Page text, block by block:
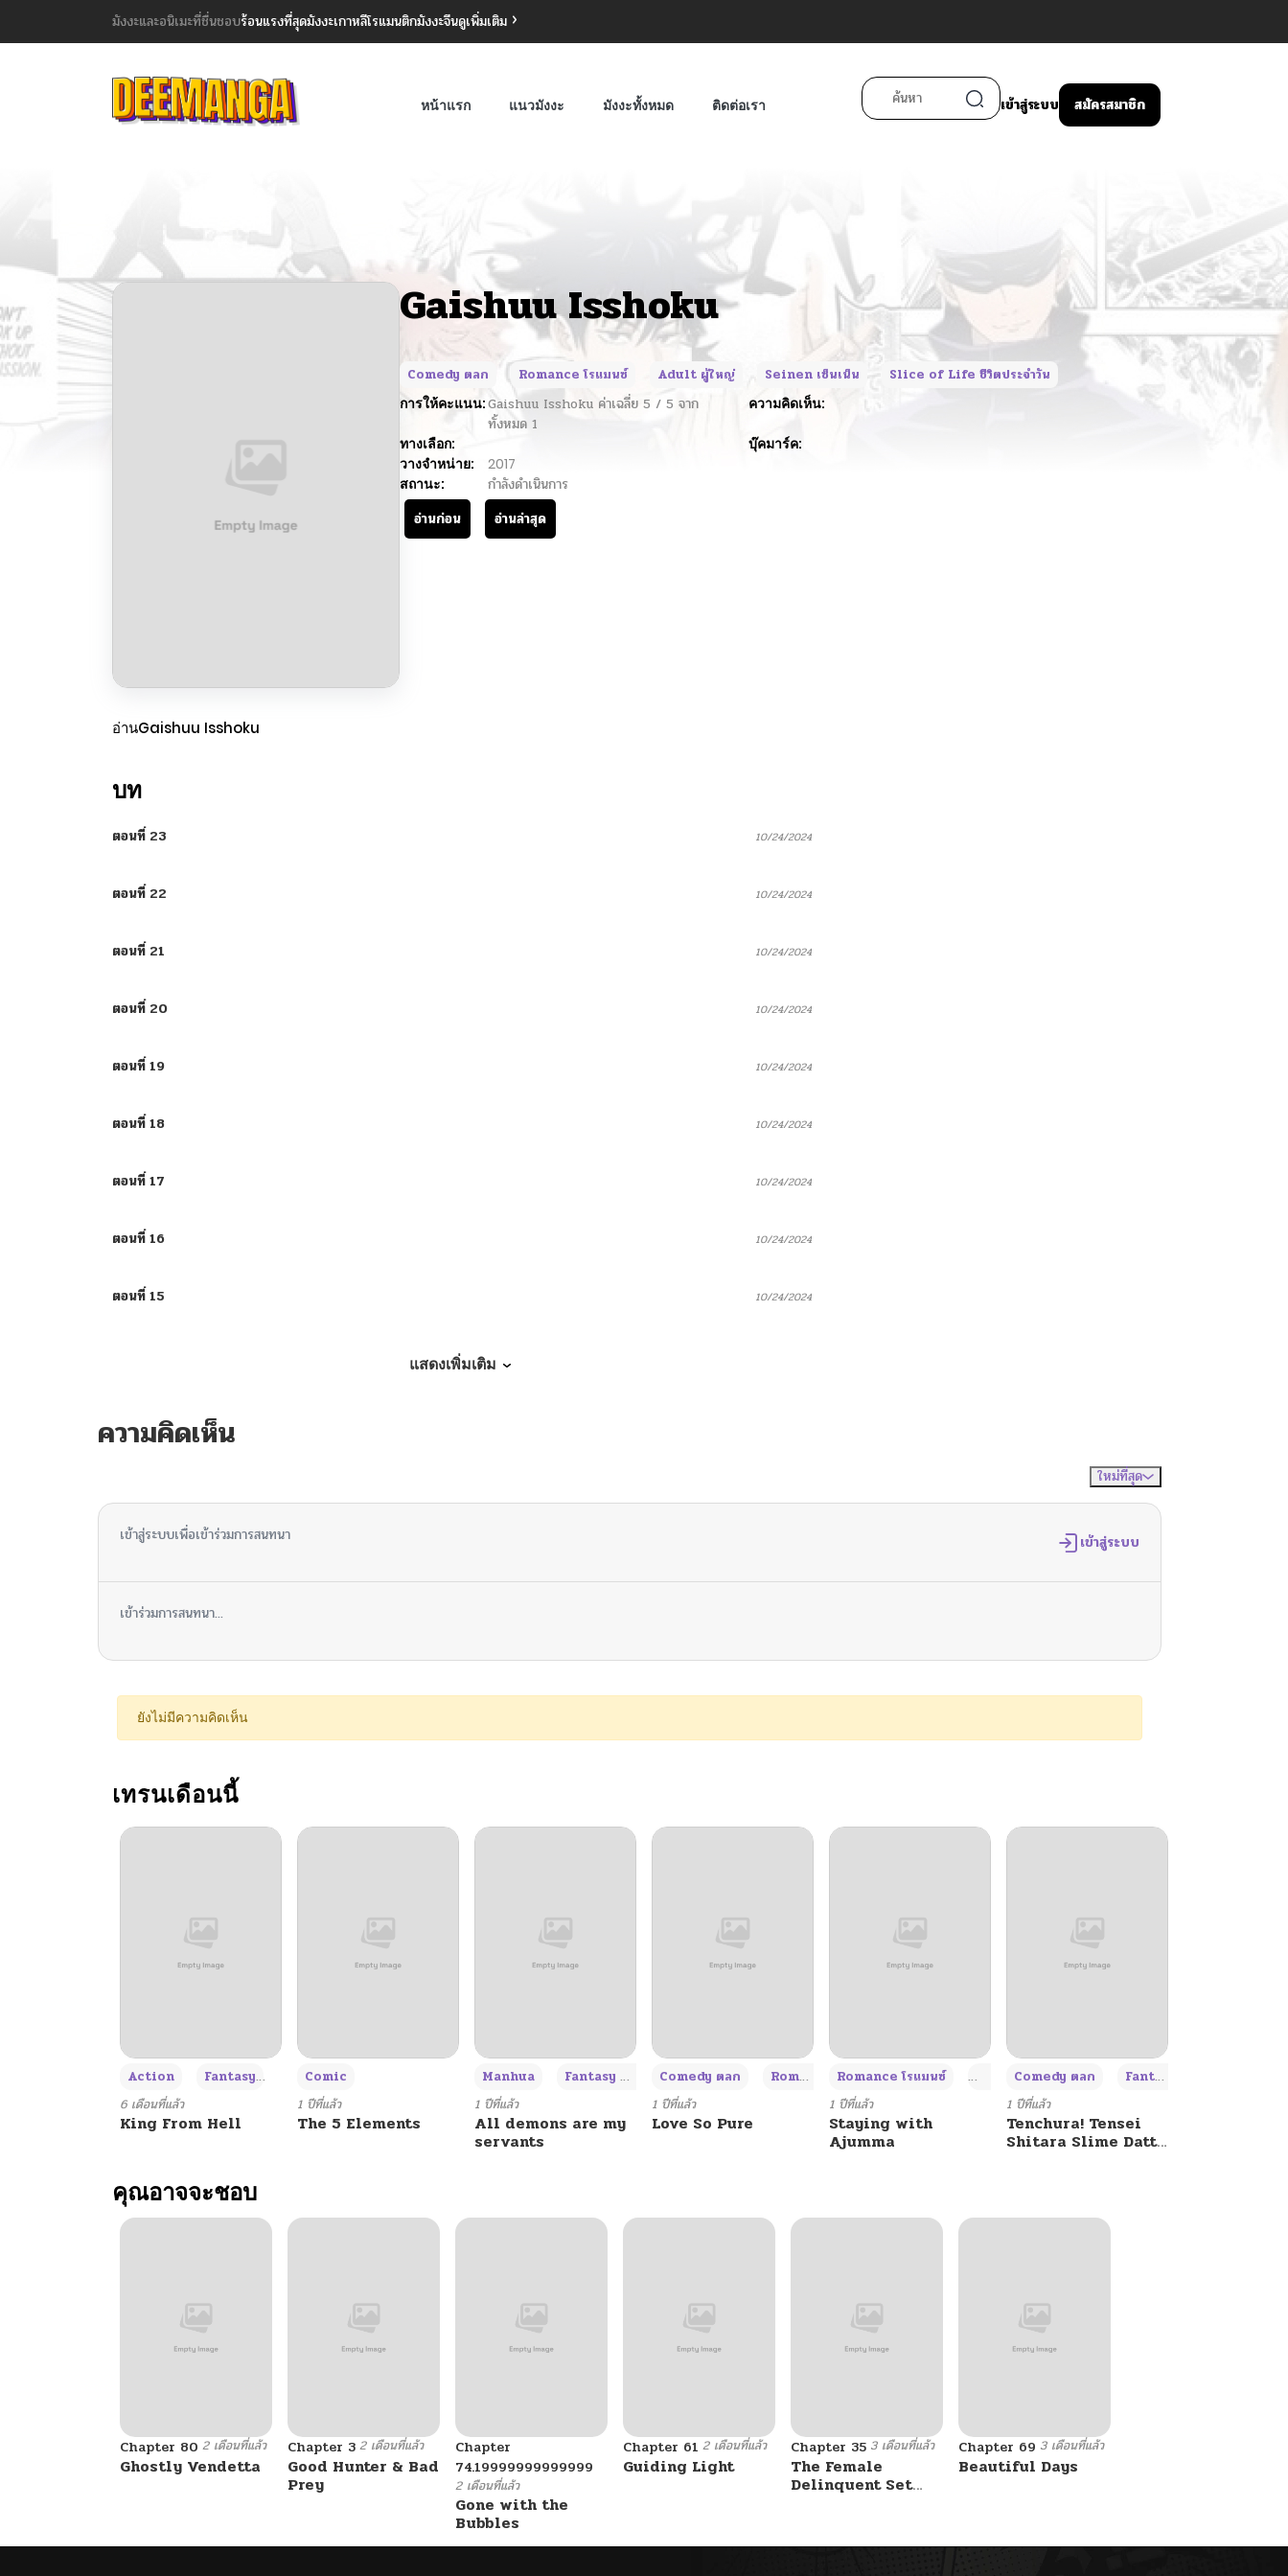
มังงะและอนิเมะที่ชื่นชอบร้อนแรงที่สุดมังงะเกาหลีโรแมนติกมังงะจีนดูเพิ่มเติม
หน้าแรก แนวมังงะ มังงะทั้งหมด ติดต่อเรา เข้าสู่ระบบ สมัครสมาชิก
Gaishuu Isshoku
Comedy ตลก Romance โรแมนซ์ Adult ผู้ใหญ่ Seinen เซ็นเน็น
Slice of Life ชีวิตประจำวัน
การให้คะแนน:Gaishuu Isshoku ค่าเฉลี่ย 5 / 5 จาก
ทั้งหมด 1
ความคิดเห็น:
ทางเลือก:
บุ๊คมาร์ค:
วางจำหน่าย:
2017
สถานะ:
กำลังดำเนินการ
อ่านก่อน
อ่านล่าสุด
อ่านGaishuu Isshoku
บท
ตอนที่ 23 10/24/2024
ตอนที่ 22 10/24/2024
ตอนที่ 21 10/24/2024
ตอนที่ 20 10/24/2024
ตอนที่ 19 10/24/2024
ตอนที่ 18 10/24/2024
ตอนที่ 17 10/24/2024
ตอนที่ 16 10/24/2024
ตอนที่ 15 10/24/2024
ตอนที่ 12
ตอนที่ 11 10/24/2024
ตอนที่ 9 10/24/2024
ตอนที่ 3
ตอนที่ 2
แสดงเพิ่มเติม
ความคิดเห็น
ใหม่ที่สุด
เข้าสู่ระบบเพื่อเข้าร่วมการสนทนา เข้าสู่ระบบ
เข้าร่วมการสนทนา...
ยังไม่มีความคิดเห็น
เทรนเดือนนี้
Action Fantasy
6 เดือนที่แล้ว
King From Hell
Comic
1 ปีที่แล้ว
The 5 Elements
Manhua Fantasy แฟนตาซี +3
1 ปีที่แล้ว
All demons are my
servants
Comedy ตลก Romance โรแมนซ์ +4
1 ปีที่แล้ว
Love So Pure
Romance โรแมนซ์ Adult ผู้ใหญ่ +4
1 ปีที่แล้ว
Staying with
Ajumma
Comedy ตลก Fantasy แฟนตาซี
1 ปีที่แล้ว
Tenchura! Tensei
Shitara Slime Datta
คุณอาจจะชอบ
Chapter 80 2 เดือนที่แล้ว
Ghostly Vendetta
Chapter 3 2 เดือนที่แล้ว
Good Hunter & Bad
Prey
Chapter
74.19999999999999
2 เดือนที่แล้ว
Gone with the
Bubbles
Chapter 61 2 เดือนที่แล้ว
Guiding Light
Chapter 35 3 เดือนที่แล้ว
The Female
Delinquent Set
Chapter 69 3 เดือนที่แล้ว
Beautiful Days